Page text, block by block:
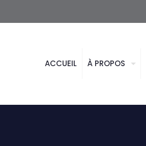
ACCUEIL À PROPOS